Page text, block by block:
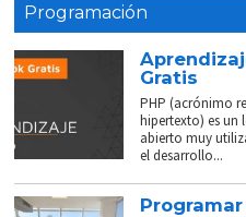
Programación
Gratis
PHP (acrónimo
hipertexto) es un
abierto muy
el desarrollo...